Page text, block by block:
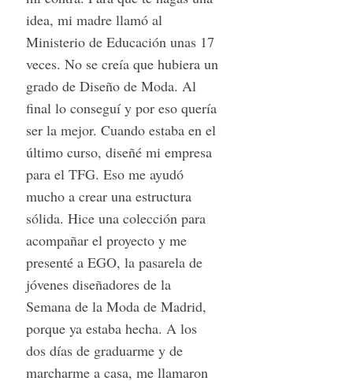
idea, mi madre llamó al
Ministerio de Educación unas 17
veces. No se creía que hubiera un
grado de Diseño de Moda. Al
final lo conseguí y por eso quería
ser la mejor. Cuando estaba en el
último curso, diseñé mi empresa
para el TFG. Eso me ayudó
mucho a crear una estructura
sólida. Hice una colección para
acompañar el proyecto y me
presenté a EGO, la pasarela de
jóvenes diseñadores de la
Semana de la Moda de Madrid,
porque ya estaba hecha. A los
dos días de graduarme y de
marcharme a casa, me llamaron